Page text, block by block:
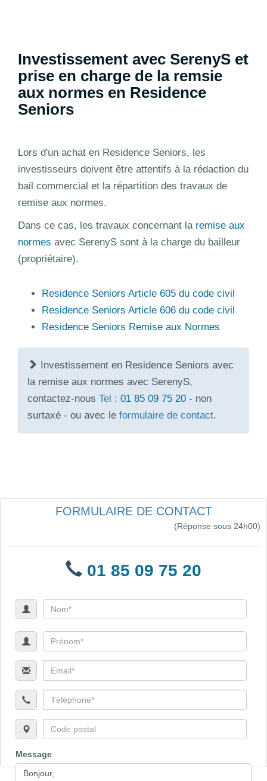
Investissement avec SerenyS et
prise en charge de la remsie
aux normes en Residence
Seniors
Lors d'un achat en Residence Seniors, les
investisseurs doivent être attentifs à la rédaction du
bail commercial et la répartition des travaux de
remise aux normes.
Dans ce cas, les travaux concernant la remise aux
normes avec SerenyS sont à la charge du bailleur
(propriétaire).
Residence Seniors Article 605 du code civil
Residence Seniors Article 606 du code civil
Residence Seniors Remise aux Normes
Investissement en Residence Seniors avec
la remise aux normes avec SerenyS,
contactez-nous Tel : 01 85 09 75 20 - non
surtaxé - ou avec le formulaire de contact.
FORMULAIRE DE CONTACT
(Réponse sous 24h00)
01 85 09 75 20
Message